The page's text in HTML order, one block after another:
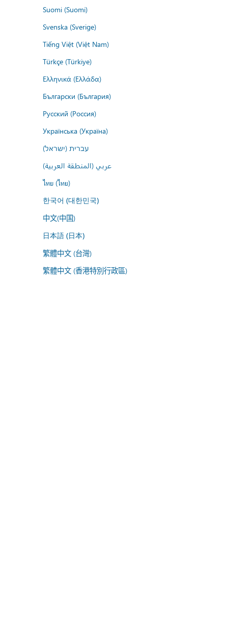
Suomi (Suomi)
Svenska (Sverige)
Tiếng Việt (Việt Nam)
Türkçe (Türkiye)
Ελληνικά (Ελλάδα)
Български (България)
Русский (Россия)
Українська (Україна)
עברית (ישראל)
عربي (المنطقة العربية)
ไทย (ไทย)
한국어 (대한민국)
中文(中国)
日本語 (日本)
繁體中文 (台灣)
繁體中文 (香港特別行政區)